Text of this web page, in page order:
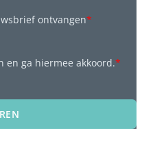
ontvangen*
en ga hiermee akkoord.*